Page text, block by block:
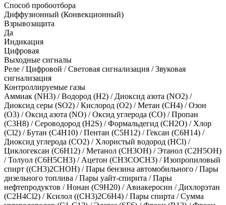
Способ пробоотбора
Диффузионный (Конвекционный)
Взрывозащита
Да
Индикация
Цифровая
Выходные сигналы
Реле / Цифровой / Световая сигнализация / Звуковая
сигнализация
Контроллируемые газы
Аммиак (NH3) /Водород (H2) / Диоксид азота (NO2) /
Диоксид серы (SO2) /Кислород (O2) /Метан (CH4) /Озон
(O3) /Оксид азота (NO) /Оксид углерода (CO) /Пропан
(C3H8) /Сероводород (H2S) /Формальдегид (CH2O) / Хлор
(Cl2) /Бутан (C4H10) /Пентан (C5H12) /Гексан (C6H14) /
Диоксид углерода (CO2) / Хлористый водород (HCl) /
Циклогексан (C6H12) /Метанол (CH3OH) /Этанол (C2H5OH)
/Толуол (C6H5CH3) / Ацетон (CH3COCH3) /Изопропиловый
спирт ((CH3)2CHOH) /Пары бензина автомобильного /Пары
дизельного топлива /Пары уайт-спирита /Пары
нефтепродуктов /Нонан (C9H20) / Авиакеросин / Дихлорэтан
(C2H4Cl2) /Ксилол ((СН3)2С6Н4) /Пары спирта /Сумма